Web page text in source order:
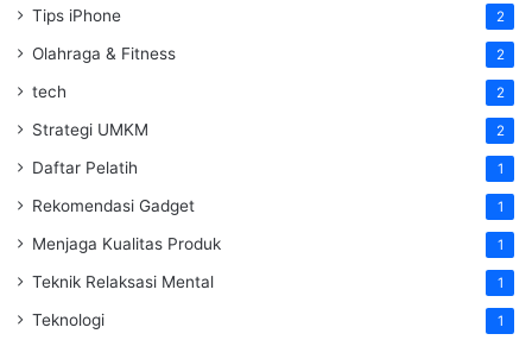
Tips iPhone 2
Olahraga & Fitness 2
tech 2
Strategi UMKM 2
Daftar Pelatih 1
Rekomendasi Gadget 1
Menjaga Kualitas Produk 1
Teknik Relaksasi Mental 1
Teknologi 1